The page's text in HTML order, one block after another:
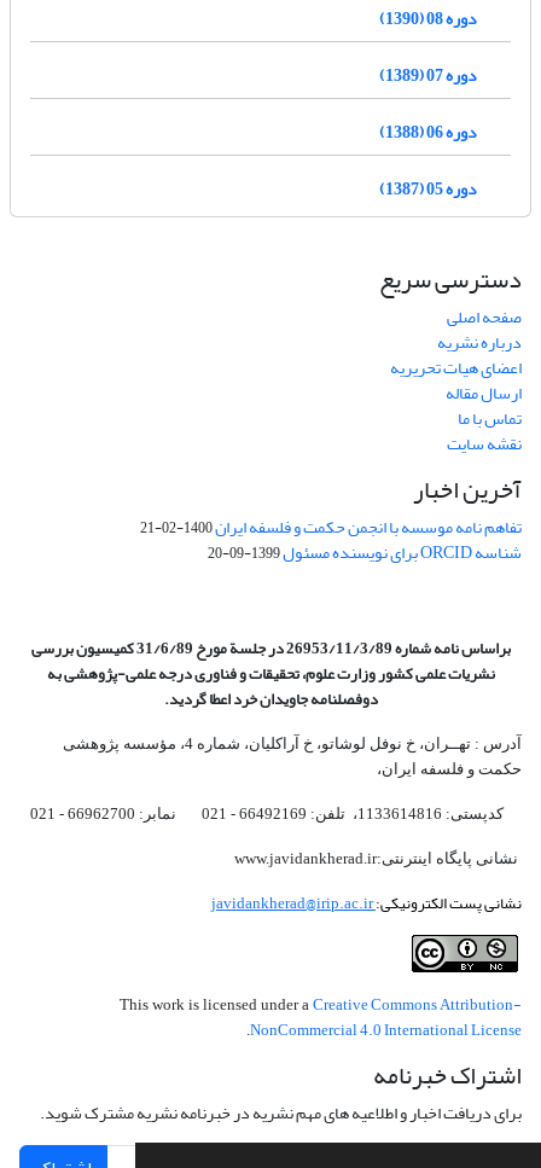
دوره 08 (1390)
دوره 07 (1389)
دوره 06 (1388)
دوره 05 (1387)
دسترسی سریع
صفحه اصلی
درباره نشریه
اعضای هیات تحریریه
ارسال مقاله
تماس با ما
نقشه سایت
آخرین اخبار
تفاهم نامه موسسه با انجمن حکمت و فلسفه ایران1400-02-21
شناسه ORCID برای نویسنده مسئول 1399-09-20
براساس نامه شماره 26953/11/3/89 در جلسة مورخ 31/6/89 کمیسیون
بررسی
نشریات علمی کشور وزارت علوم، تحقیقات و فناوری درجه علمی‌-پژوهشیبه
دوفصلنامه جاویدان خرد اعطا گردید.
آدرس : تهــران، خ نوفل لوشاتو، خ آراکلیان، شماره 4،‌ مؤسسه پژوهشی
حکمت و فلسفه ایران،‌
کدپستی: 1133614816، تلفن: 66492169 - 021 نمابر: 66962700 - 021
نشانی پایگاه اینترنتی:www.javidankherad.ir
نشانی پست الکترونیکی:javidankherad@irip.ac.ir
This work is licensed under a Creative Commons Attribution-
NonCommercial 4.0 International License
اشتراک خبرنامه
برای دریافت اخبار و اطلاعیه های مهم نشریه در خبرنامه نشریه مشترک شوید.